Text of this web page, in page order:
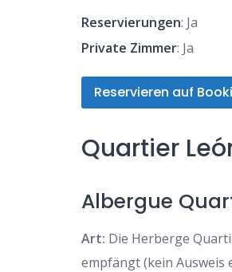
Reservierungen: Ja
Private Zimmer: Ja
Reservieren auf
Quartier
Albergue
Art: Die Herberge
empfängt (kein Ausweis